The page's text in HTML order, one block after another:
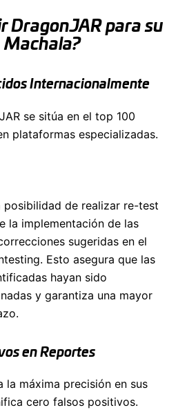
DragonJAR para su
Internacionalmente
se sitúa en el top 100
plataformas especializadas.
posibilidad de realizar re-test
la implementación de las
sugeridas en el
Esto asegura que las
hayan sido
y garantiza una mayor
en Reportes
la máxima precisión en sus
cero falsos positivos.